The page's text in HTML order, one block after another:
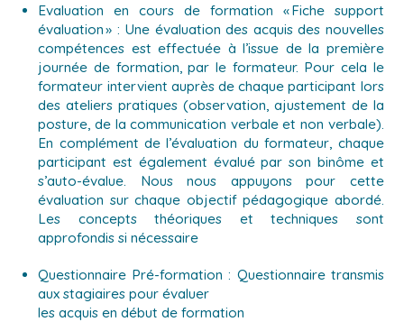
Evaluation en cours de formation « Fiche support
évaluation » : Une évaluation des acquis des nouvelles
compétences est effectuée à l’issue de la première
journée de formation, par le formateur. Pour cela le
formateur intervient auprès de chaque participant lors
des ateliers pratiques (observation, ajustement de la
posture, de la communication verbale et non verbale).
En complément de l’évaluation du formateur, chaque
participant est également évalué par son binôme et
s’auto-évalue. Nous nous appuyons pour cette
évaluation sur chaque objectif pédagogique abordé.
Les concepts théoriques et techniques sont
approfondis si nécessaire
Questionnaire Pré-formation : Questionnaire transmis
aux stagiaires pour évaluer
les acquis en début de formation